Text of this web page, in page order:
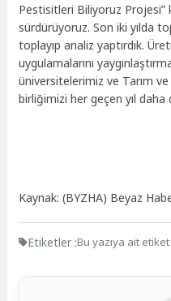
Pestisitleri Biliyoruz Projesi”
sürdürüyoruz. Son iki yılda
toplayıp analiz yaptırdık.
uygulamalarını
üniversitelerimiz ve Tarım ve
birliğimizi her geçen yıl
Kaynak: (BYZHA) Beyaz
Etiketler :Bu yazıya ait